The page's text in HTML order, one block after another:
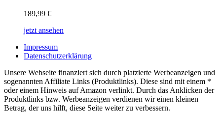
189,99 €
jetzt ansehen
Impressum
Datenschutzerklärung
Unsere Webseite finanziert sich durch platzierte Werbeanzeigen und
sogenannten Affiliate Links (Produktlinks). Diese sind mit einem *
oder einem Hinweis auf Amazon verlinkt. Durch das Anklicken der
Produktlinks bzw. Werbeanzeigen verdienen wir einen kleinen
Betrag, der uns hilft, diese Seite weiter zu verbessern.